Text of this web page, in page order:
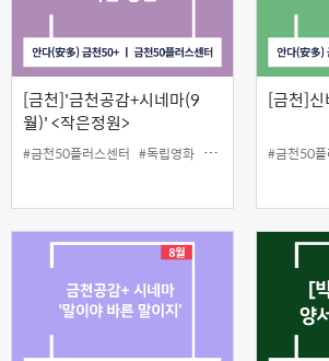
[금천]'금천공감+시네마(9
월)' <작은정원>
#금천50플러스센터 #독립영화 #무료상영 #인생설계
[금천]신
#금천50플